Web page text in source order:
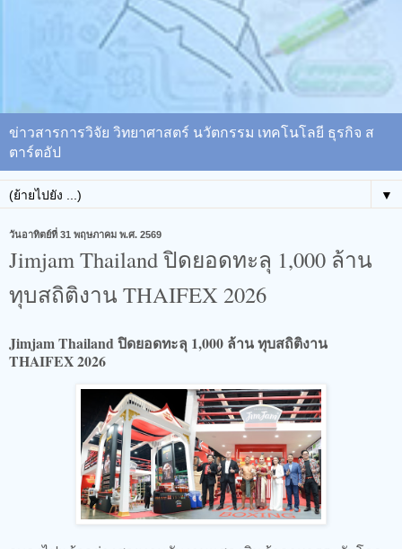
ข่าวสารการวิจัย วิทยาศาสตร์ นวัตกรรม เทคโนโลยี ธุรกิจ ส
ตาร์ตอัป
▼
วันอาทิตย์ที่ 31 พฤษภาคม พ.ศ. 2569
Jimjam Thailand ปิดยอดทะลุ 1,000 ล้าน
ทุบสถิติงาน THAIFEX 2026
Jimjam Thailand ปิดยอดทะลุ 1,000 ล้าน ทุบสถิติงาน
THAIFEX 2026